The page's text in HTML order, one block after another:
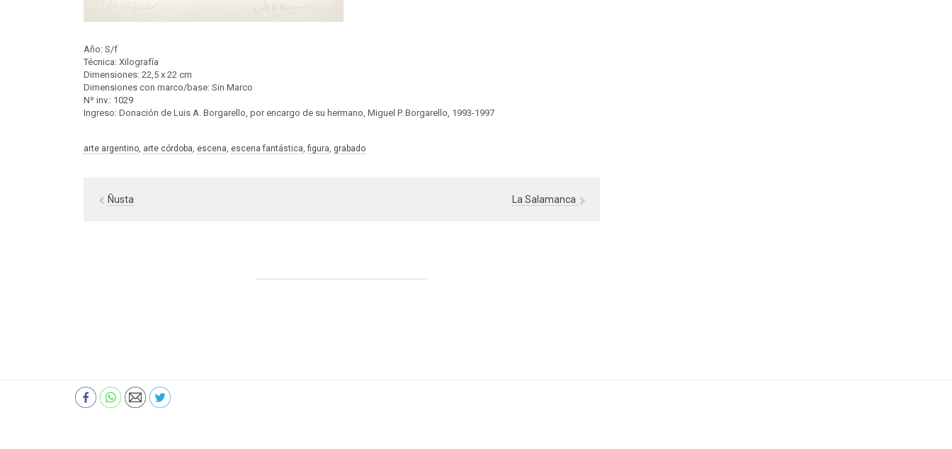
Año: S/f
Técnica: Xilografía
Dimensiones: 22,5 x 22 cm
Dimensiones con marco/base: Sin Marco
Nº inv.: 1029
Ingreso: Donación de Luis A. Borgarello, por encargo de su hermano, Miguel P. Borgarello, 1993-1997
arte argentino, arte córdoba, escena, escena fantástica, figura, grabado
Ñusta La Salamanca